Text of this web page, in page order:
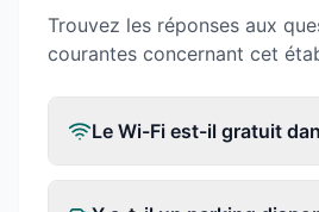
Trouvez les réponses aux
courantes concernant cet
Le Wi-Fi est-il gratuit